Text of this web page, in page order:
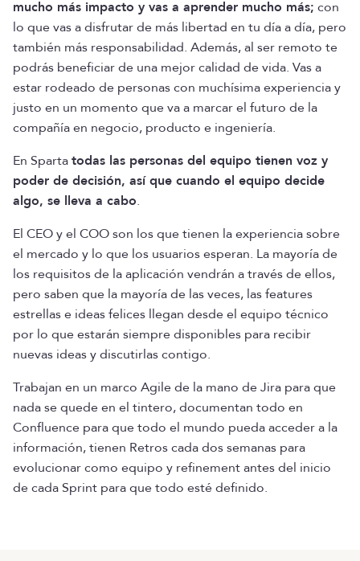
mucho más impacto y vas a aprender mucho más; con
lo que vas a disfrutar de más libertad en tu día a día, pero
también más responsabilidad. Además, al ser remoto te
podrás beneficiar de una mejor calidad de vida. Vas a
estar rodeado de personas con muchísima experiencia y
justo en un momento que va a marcar el futuro de la
compañía en negocio, producto e ingeniería.
En Spartatodas las personas del equipo tienen voz y
poder de decisión, así que cuando el equipo decide
algo, se lleva a cabo.
El CEO y el COO son los que tienen la experiencia sobre
el mercado y lo que los usuarios esperan. La mayoría de
los requisitos de la aplicación vendrán a través de ellos,
pero saben que la mayoría de las veces, las features
estrellas e ideas felices llegan desde el equipo técnico
por lo que estarán siempre disponibles para recibir
nuevas ideas y discutirlas contigo.
Trabajan en un marco Agile de la mano de Jira para que
nada se quede en el tintero, documentan todo en
Confluence para que todo el mundo pueda acceder a la
información, tienen Retros cada dos semanas para
evolucionar como equipo y refinement antes del inicio
de cada Sprint para que todo esté definido.